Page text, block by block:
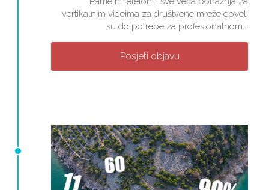
vertikalnim videima za društvene mreže doveli
su do potrebe za profesionalnom...
Posjeti objavu